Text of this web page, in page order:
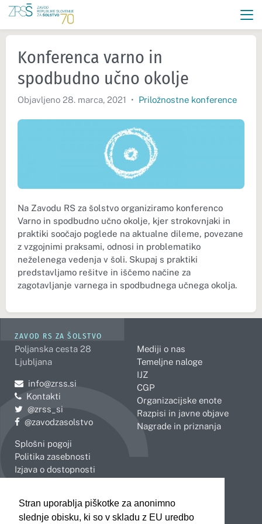
Stran uporablja piškotke za anonimno
slednje obisku, ki so v skladu z EU uredbo
Konferenca varno in
spodbudno učno okolje
Objavljeno 28. marca, 2021 • Priložnostne konference
Na Zavodu RS za šolstvo organiziramo konferenco
Varno in spodbudno učno okolje, kjer strokovnjaki in
praktiki soočajo poglede na aktualne dileme, povezane
z vzgojnimi praksami, odnosi in problematiko
neželenega vedenja v šoli. Skupaj s praktiki
predstavljamo rešitve in iščemo načine za
zagotavljanje varnega in spodbudnega učnega okolja.
ZAVOD RS ZA ŠOLSTVO
Poljanska cesta 28
Ljubljana
Pošljite e-mail na
info@zrss.si
Kontakti
Pojdite na Twitter:
@zrss_si
Pojdite na Facebook:
@zavodzasolstvo
Splošni pogoji
Politika zasebnosti
Izjava o dostopnosti
Mediji o nas
Temeljne naloge
IJZ
CGP
Organizacijske enote
Razpisi in javne objave
Nagrade in priznanja
Celje
Koper
Novo mesto
Slovenj Gradec